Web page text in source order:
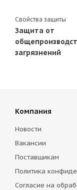
Свойства защиты
Защита от
загрязнений
Компания
Новости
Вакансии
Поставщикам
Политика
Согласие на